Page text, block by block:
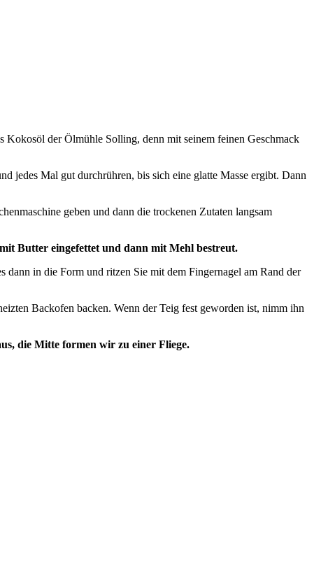
Kokosöl der Ölmühle Solling, denn mit seinem feinen Geschmack
jedes Mal gut durchrühren, bis sich eine glatte Masse ergibt. Dann
geben und dann die trockenen Zutaten langsam
Butter eingefettet und dann mit Mehl bestreut.
dann in die Form und ritzen Sie mit dem Fingernagel am Rand der
Backofen backen. Wenn der Teig fest geworden ist, nimm ihn
die Mitte formen wir zu einer Fliege.